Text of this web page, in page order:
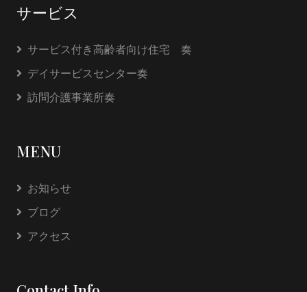
サービス
サービス付き高齢者向け住宅 奏
デイサービスセンター奏
訪問介護事業所奏
MENU
お知らせ
ブログ
アクセス